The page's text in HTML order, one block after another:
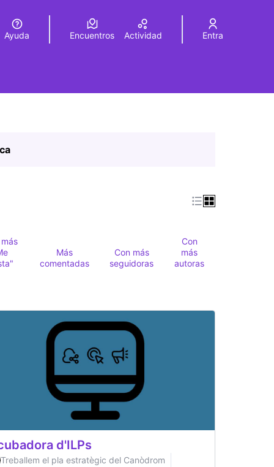
Elegir el idioma Choose language
Ayuda Encuentros Actividad Entra
Más
comentadas
Con más
seguidoras
Con
más
autoras
d'ILPs
Treballem el pla estratègic del Canòdrom